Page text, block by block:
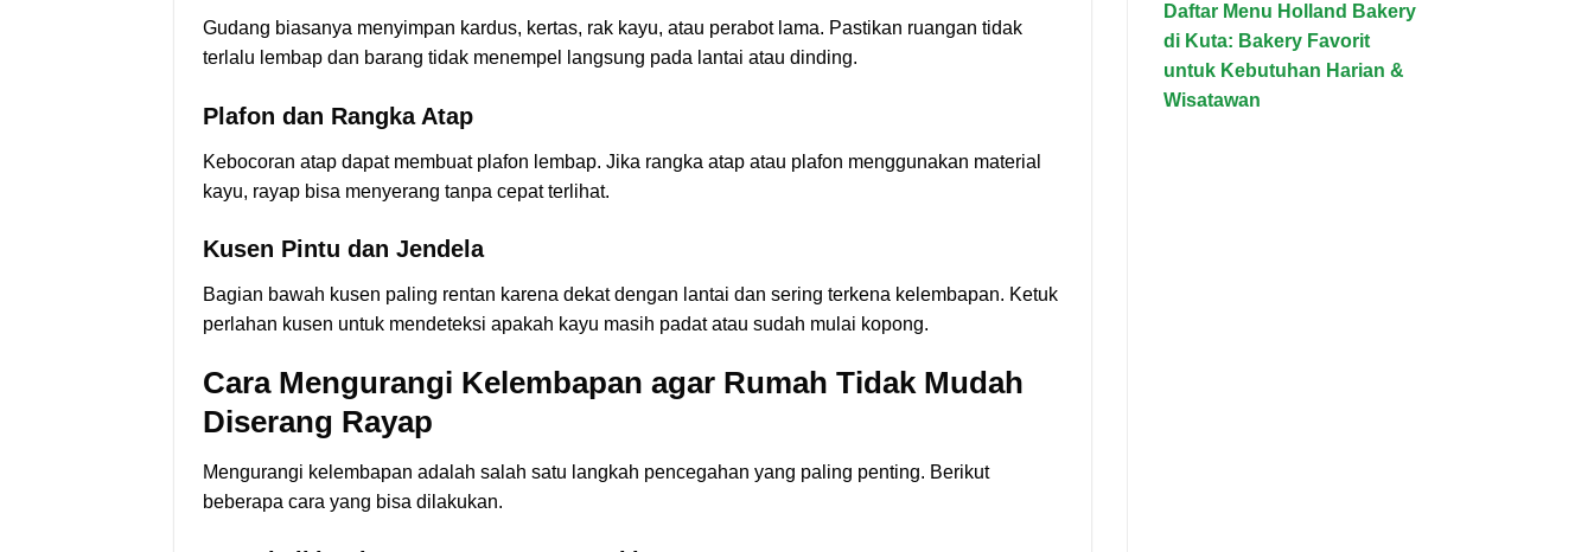
Gudang biasanya menyimpan kardus, kertas, rak kayu, atau perabot lama. Pastikan ruangan tidak
terlalu lembap dan barang tidak menempel langsung pada lantai atau dinding.
Plafon dan Rangka Atap
Kebocoran atap dapat membuat plafon lembap. Jika rangka atap atau plafon menggunakan material
kayu, rayap bisa menyerang tanpa cepat terlihat.
Kusen Pintu dan Jendela
Bagian bawah kusen paling rentan karena dekat dengan lantai dan sering terkena kelembapan. Ketuk
perlahan kusen untuk mendeteksi apakah kayu masih padat atau sudah mulai kopong.
Cara Mengurangi Kelembapan agar Rumah Tidak Mudah
Diserang Rayap
Mengurangi kelembapan adalah salah satu langkah pencegahan yang paling penting. Berikut
beberapa cara yang bisa dilakukan.
Daftar Menu Holland Bakery
di Kuta: Bakery Favorit
untuk Kebutuhan Harian &
Wisatawan